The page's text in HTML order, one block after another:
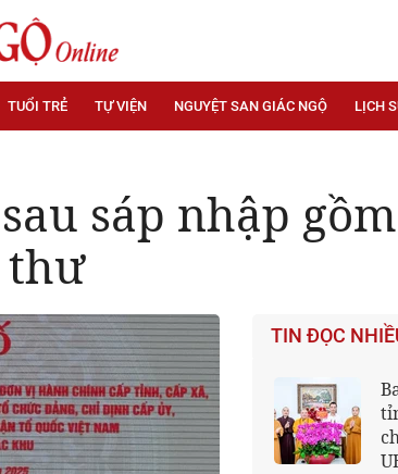
TUỔI TRẺ TỰ VIỆN NGUYỆT SAN GIÁC NGỘ LỊCH
sáp nhập
thư
TIN ĐỌC